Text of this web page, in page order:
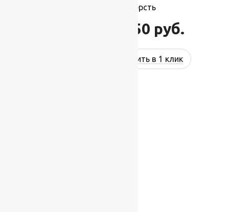
3,50 м, 100% шерсть
96 250 руб.
Купить в 1 клик